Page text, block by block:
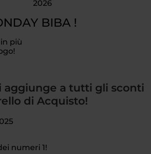
2026
BIBA !
più
aggiunge a tutti gli sconti
di Acquisto!
numeri 1!